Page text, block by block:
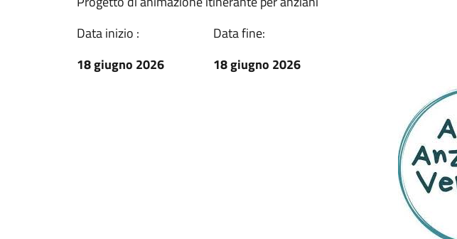
Data inizio :
18 giugno 2026
Data fine:
18 giugno 2026